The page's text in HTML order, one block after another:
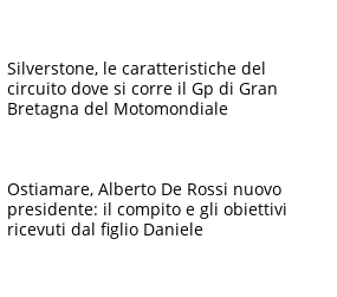
Silverstone, le caratteristiche del
circuito dove si corre il Gp di Gran
Bretagna del Motomondiale
Ostiamare, Alberto De Rossi nuovo
presidente: il compito e gli obiettivi
ricevuti dal figlio Daniele